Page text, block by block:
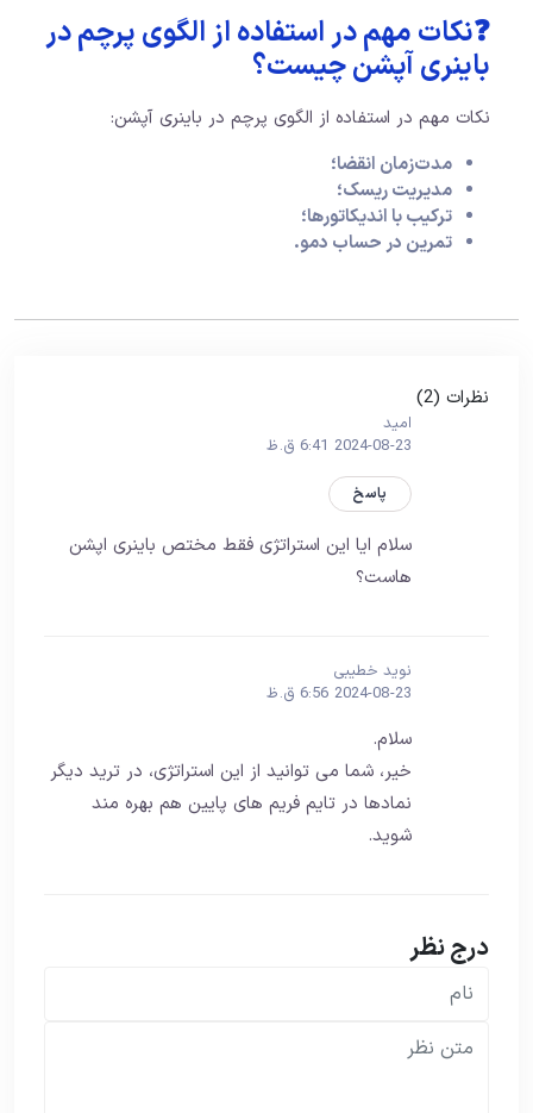
❓نکات مهم در استفاده از الگوی پرچم در
باینری آپشن چیست؟
نکات مهم در استفاده از الگوی پرچم در باینری آپشن:
مدت‌زمان انقضا؛
مدیریت ریسک؛
ترکیب با اندیکاتورها؛
تمرین در حساب دمو.
نظرات (2)
امید
2024-08-23 6:41 ق.ظ
پاسخ
سلام ایا این استراتژی فقط مختص باینری اپشن
هاست؟
نوید خطیبی
2024-08-23 6:56 ق.ظ
سلام.
خیر، شما می توانید از این استراتژی، در ترید دیگر
نمادها در تایم فریم های پایین هم بهره مند
شوید.
درج نظر